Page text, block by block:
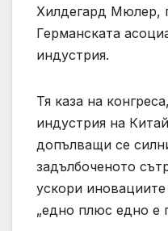
Хилдегард Мюлер,
Германската
индустрия.
Тя каза на
индустрия на
допълващи се
задълбоченото
ускори
„едно плюс едно е